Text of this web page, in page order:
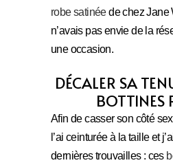
robe satinéede chez Jane
n’avais pas envie de la
une occasion.
DÉCALER SA
BOTTINES
Afin de casser son côté
l’ai ceinturée à la taille et
dernières trouvailles : ces